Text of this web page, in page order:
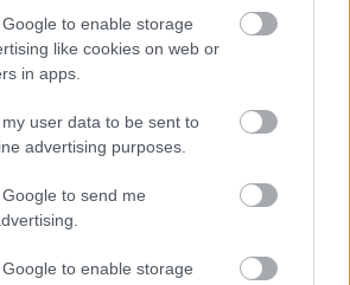
to enable storage
like cookies on web or
in apps.
user data to be sent to
advertising purposes.
to send me
to enable storage
rakott karfiol